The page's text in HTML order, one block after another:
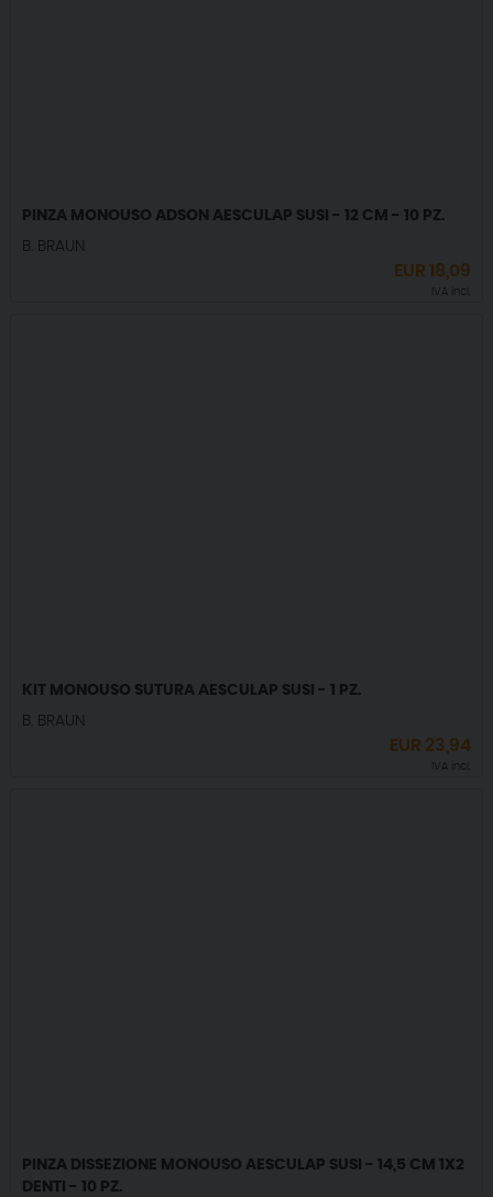
PINZA MONOUSO ADSON AESCULAP SUSI - 12 CM - 10 PZ.
B. BRAUN
EUR18,09
IVA incl.
KIT MONOUSO SUTURA AESCULAP SUSI - 1 PZ.
B. BRAUN
EUR 23,94
IVA incl.
PINZA DISSEZIONE MONOUSO AESCULAP SUSI - 14,5 CM 1X2
DENTI - 10 PZ.